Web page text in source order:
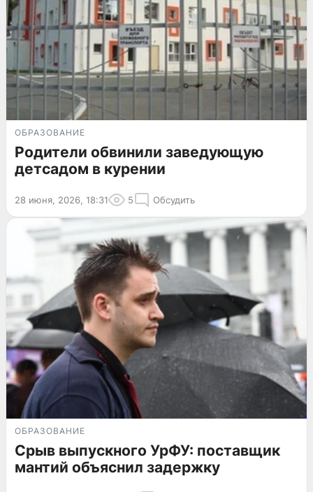
ОБРАЗОВАНИЕ
Родители обвинили заведующую
детсадом в курении
28 июня, 2026, 18:31 5 Обсудить
ОБРАЗОВАНИЕ
Срыв выпускного УрФУ: поставщик
мантий объяснил задержку